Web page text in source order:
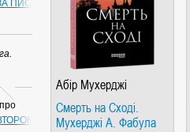
ПИСЬМЕННИКІВ ІЗ ГУАНСІ. ГІПЕРІОН
СЛАПОВСЬКИЙ О.І. ЧАС
Абір Мухерджі
Смерть на Сході.
Мухерджі А. Фабула